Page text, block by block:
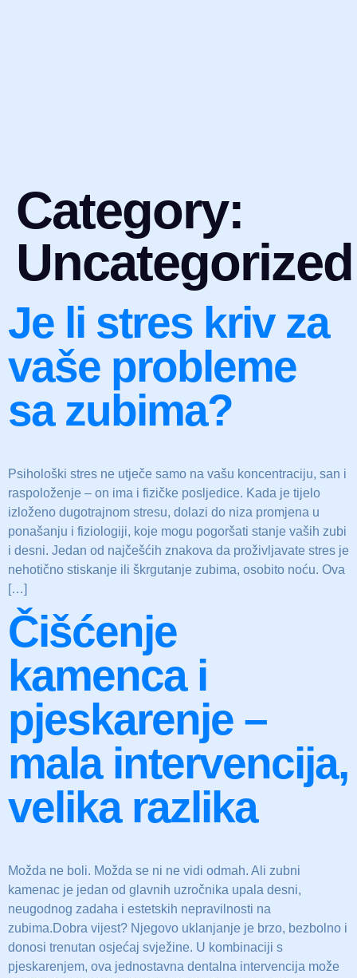
Category:
Uncategorized
Je li stres kriv za
vaše probleme
sa zubima?
Psihološki stres ne utječe samo na vašu koncentraciju, san i
raspoloženje – on ima i fizičke posljedice. Kada je tijelo
izloženo dugotrajnom stresu, dolazi do niza promjena u
ponašanju i fiziologiji, koje mogu pogoršati stanje vaših zubi
i desni. Jedan od najčešćih znakova da proživljavate stres je
nehotično stiskanje ili škrgutanje zubima, osobito noću. Ova
[…]
Čišćenje
kamenca i
pjeskarenje –
mala intervencija,
velika razlika
Možda ne boli. Možda se ni ne vidi odmah. Ali zubni
kamenac je jedan od glavnih uzročnika upala desni,
neugodnog zadaha i estetskih nepravilnosti na
zubima.Dobra vijest? Njegovo uklanjanje je brzo, bezbolno i
donosi trenutan osjećaj svježine. U kombinaciji s
pjeskarenjem, ova jednostavna dentalna intervencija može